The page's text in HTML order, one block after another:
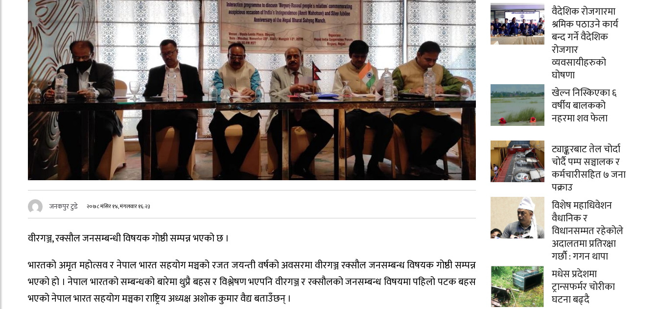
जनकपुर टुडे २०७८ मंसिर १४, मंगलवार १६:२३
वीरगञ्ज, रक्सौल जनसम्बन्धी विषयक गोष्ठी सम्पन्न भएको छ ।
भारतको अमृत महोत्सव र नेपाल भारत सहयोग मञ्चको रजत जयन्ती वर्षको अवसरमा वीरगञ्ज रक्सौल जनसम्बन्ध विषयक गोष्ठी सम्पन्न
भएको हो । नेपाल भारतको सम्बन्धको बारेमा थुप्रै बहस र विश्लेषण भएपनि वीरगञ्ज र रक्सौलको जनसम्बन्ध विषयमा पहिलो पटक बहस
भएको नेपाल भारत सहयोग मञ्चका राष्ट्रिय अध्यक्ष अशोक कुमार वैद्य बताउँछन् ।
वैदेशिक रोजगारमा
श्रमिक पठाउने कार्य
बन्द गर्ने वैदेशिक
रोजगार
व्यवसायीहरुको
घोषणा
खेल्न निस्किएका ६
वर्षीय बालकको
नहरमा शव फेला
ट्याङ्करबाट तेल चोर्दा
चोर्दै पम्प सञ्चालक र
कर्मचारीसहित ७ जना
पक्राउ
विशेष महाधिवेशन
वैधानिक र
विधानसम्मत रहेकोले
अदालतमा प्रतिरक्षा
गर्छौ : गगन थापा
मधेस प्रदेशमा
ट्रान्सफर्मर चोरीका
घटना बढ्दै